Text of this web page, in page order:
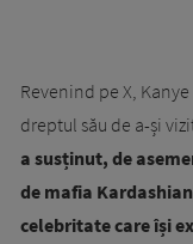
Revenind pe X,
dreptul său de a-și
a susținut, de
de mafia
celebritate care își